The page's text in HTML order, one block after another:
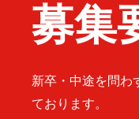
募集
新卒・中途を問わ
ております。